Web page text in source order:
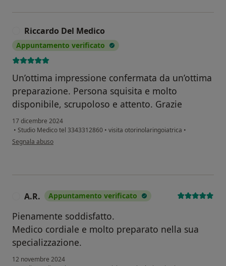
Riccardo Del Medico
Appuntamento verificato
Un’ottima impressione confermata da un’ottima
preparazione. Persona squisita e molto
disponibile, scrupoloso e attento. Grazie
17 dicembre 2024
• Studio Medico tel 3343312860 • visita otorinolaringoiatrica •
secondo l'opinione dell'utente Riccardo Del Medico
Segnala abuso
A.R. Appuntamento verificato
Pienamente soddisfatto.
Medico cordiale e molto preparato nella sua
specializzazione.
12 novembre 2024